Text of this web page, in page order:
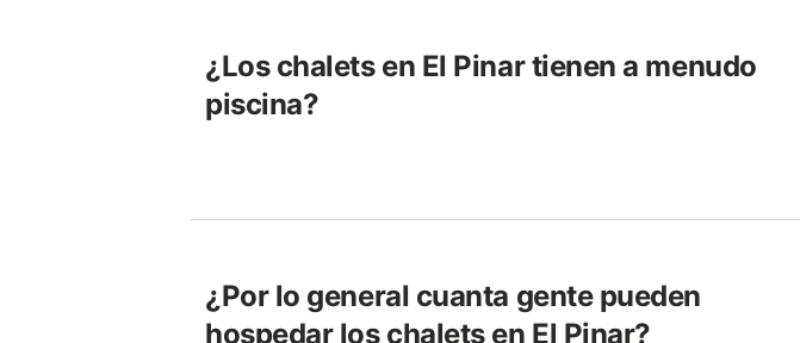
¿Los chalets en El Pinar tienen a menudo
piscina?
¿Por lo general cuanta gente pueden
hospedar los chalets en El Pinar?